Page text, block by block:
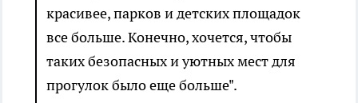
красивее, парков и детских площадок
все больше. Конечно, хочется, чтобы
таких безопасных и уютных мест для
прогулок было еще больше".